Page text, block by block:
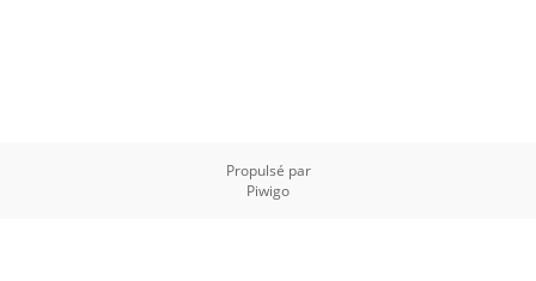
Propulsé par
Piwigo